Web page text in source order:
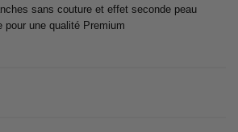
sans couture et effet seconde peau
pour une qualité Premium